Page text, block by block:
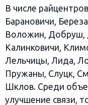
В числе
Барановичи,
Воложин, Добруш,
Калинковичи,
Лельчицы, Лида,
Пружаны, Слуцк,
Шклов. Среди
улучшение связи,